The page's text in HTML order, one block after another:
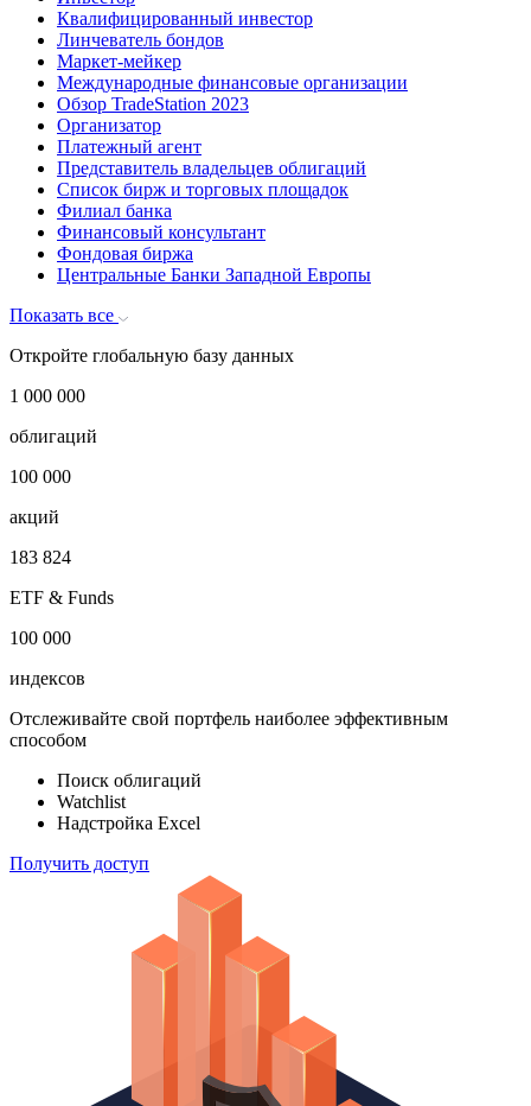
Квалифицированный инвестор
Линчеватель бондов
Маркет-мейкер
Международные финансовые организации
Обзор TradeStation 2023
Организатор
Платежный агент
Представитель владельцев облигаций
Список бирж и торговых площадок
Филиал банка
Финансовый консультант
Фондовая биржа
Центральные Банки Западной Европы
Показать все
Откройте глобальную базу данных
1 000 000
облигаций
100 000
акций
183 824
ETF & Funds
100 000
индексов
Отслеживайте свой портфель наиболее эффективным
способом
Поиск облигаций
Watchlist
Надстройка Excel
Получить доступ